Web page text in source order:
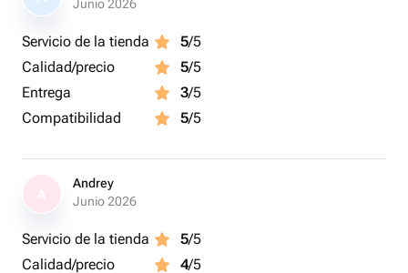
Junio 2026
Servicio de la tienda 5/5
Calidad/precio
5/5
Entrega
3/5
Compatibilidad
5/5
Andrey
Junio 2026
Servicio de la tienda 5/5
Calidad/precio
4/5